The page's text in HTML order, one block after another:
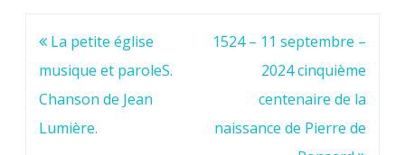
Navigation
de
l’article
La petite église
musique et paroleS.
Chanson de Jean
Lumière.
1524 – 11 septembre –
2024 cinquième
centenaire de la
naissance de Pierre de